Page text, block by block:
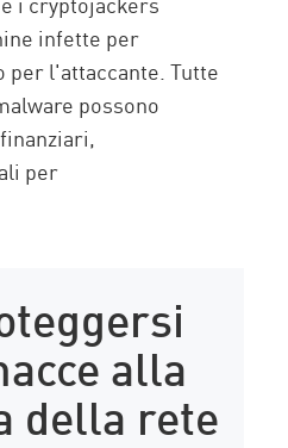
infette per
per l'attaccante. Tutte
possono
per
alla
della rete